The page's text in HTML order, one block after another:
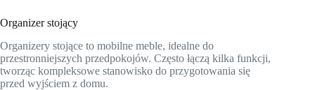
Organizer stojący
Organizery stojące to mobilne meble, idealne do
przestronniejszych przedpokojów. Często łączą kilka funkcji,
tworząc kompleksowe stanowisko do przygotowania się
przed wyjściem z domu.